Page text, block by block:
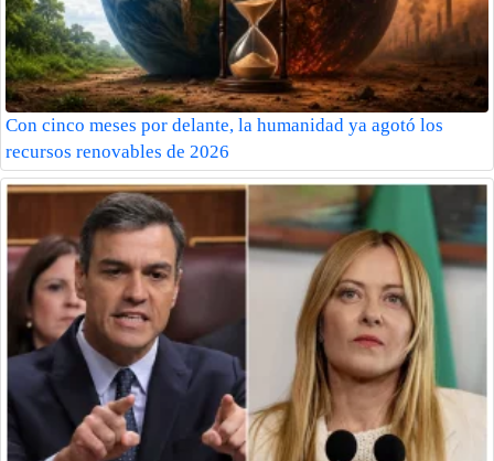
Con cinco meses por delante, la humanidad ya agotó los
recursos renovables de 2026